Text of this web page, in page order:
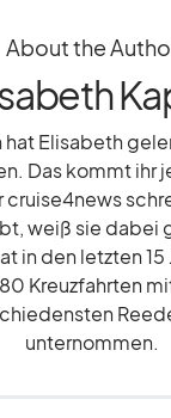
About the
hat Elisabeth
Das kommt ihr
cruise4news
weiß sie dabei
in den letzten 15
Kreuzfahrten
unternommen.